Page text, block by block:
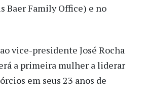
Baer Family Office) e no
vice-presidente José Rocha
a primeira mulher a liderar
em seus 23 anos de